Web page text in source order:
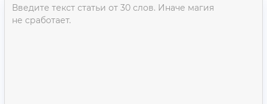
Введите текст статьи от 30 слов. Иначе магия
не сработает.